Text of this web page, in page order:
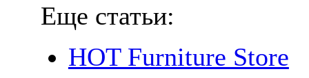
Еще статьи:
HOT Furniture Store